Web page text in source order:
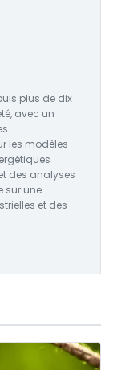
plus de dix
avec un
les modèles
des analyses
sur une
et des